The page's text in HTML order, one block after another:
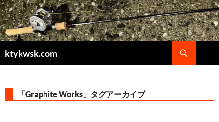
ktykwsk.com
索
ツ
「Graphite Works」タグアーカイブ